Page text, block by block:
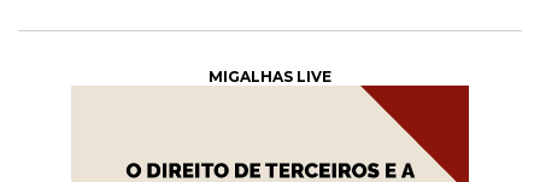
MIGALHAS LIVE